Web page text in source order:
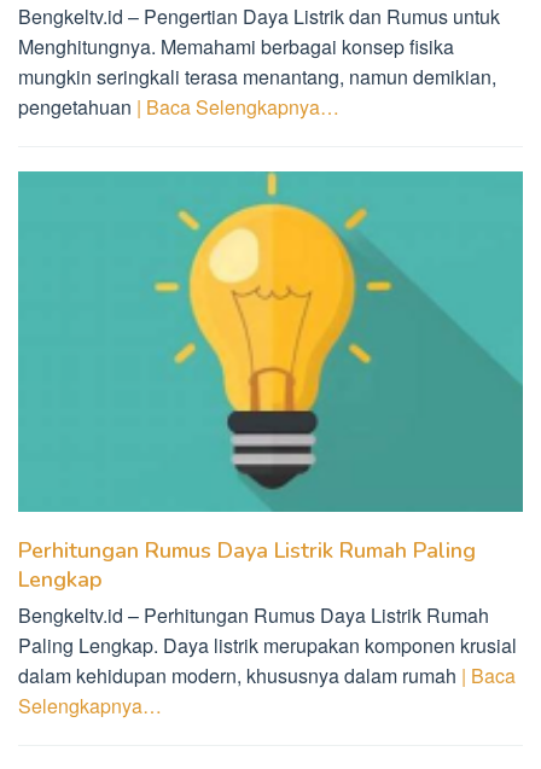
Bengkeltv.id – Pengertian Daya Listrik dan Rumus untuk
Menghitungnya. Memahami berbagai konsep fisika
mungkin seringkali terasa menantang, namun demikian,
pengetahuan | Baca Selengkapnya…
Perhitungan Rumus Daya Listrik Rumah Paling
Lengkap
Bengkeltv.id – Perhitungan Rumus Daya Listrik Rumah
Paling Lengkap. Daya listrik merupakan komponen krusial
dalam kehidupan modern, khususnya dalam rumah | Baca
Selengkapnya…